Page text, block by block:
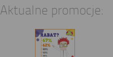
Aktualne promocje: